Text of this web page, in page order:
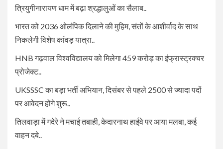
त्रियुगीनारायण धाम में बढ़ा श्रद्धालुओं का सैलाब..
भारत को 2036 ओलंपिक दिलाने की मुहिम, संतों के आशीर्वाद के साथ
निकलेगी विशेष कांवड़ यात्रा..
HNB गढ़वाल विश्वविद्यालय को मिलेगा 459 करोड़ का इंफ्रास्ट्रक्चर
प्रोजेक्ट..
UKSSSC का बड़ा भर्ती अभियान, दिसंबर से पहले 2500 से ज्यादा पदों
पर आवेदन होंगे शुरू..
तिलवाड़ा में गदेरे ने मचाई तबाही, केदारनाथ हाईवे पर आया मलबा, कई
वाहन दबे..